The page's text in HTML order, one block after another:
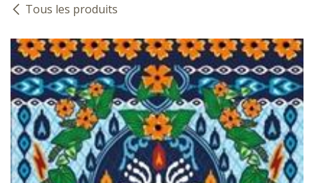
Tous les produits